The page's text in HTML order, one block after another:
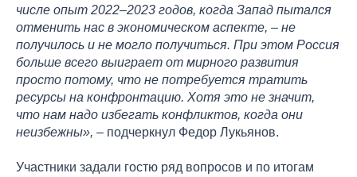
числе опыт 2022–2023 годов, когда Запад пытался
отменить нас в экономическом аспекте, – не
получилось и не могло получиться. При этом Россия
больше всего выиграет от мирного развития
просто потому, что не потребуется тратить
ресурсы на конфронтацию. Хотя это не значит,
что нам надо избегать конфликтов, когда они
неизбежны», – подчеркнул Федор Лукьянов.
Участники задали гостю ряд вопросов и по итогам